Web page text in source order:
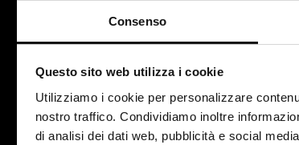
Consenso
Questo sito web utilizza i cookie
Utilizziamo i cookie per personalizzare
nostro traffico. Condividiamo inoltre
di analisi dei dati web, pubblicità e social
Questo perché quando la
fermarsi.
5. Il tempo è una